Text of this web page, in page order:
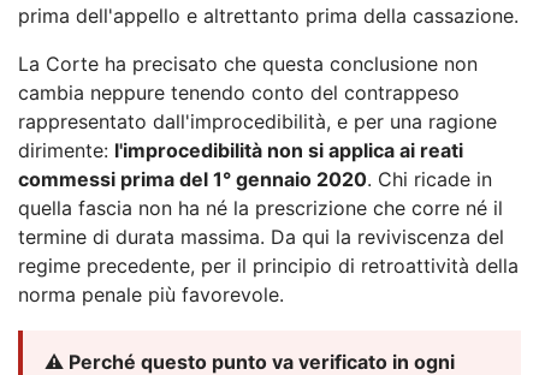
prima dell'appello e altrettanto prima della cassazione.
La Corte ha precisato che questa conclusione non
cambia neppure tenendo conto del contrappeso
rappresentato dall'improcedibilità, e per una ragione
dirimente: l'improcedibilità non si applica ai reati
commessi prima del 1° gennaio 2020. Chi ricade in
quella fascia non ha né la prescrizione che corre né il
termine di durata massima. Da qui la reviviscenza del
regime precedente, per il principio di retroattività della
norma penale più favorevole.
⚠️ Perché questo punto va verificato in ogni